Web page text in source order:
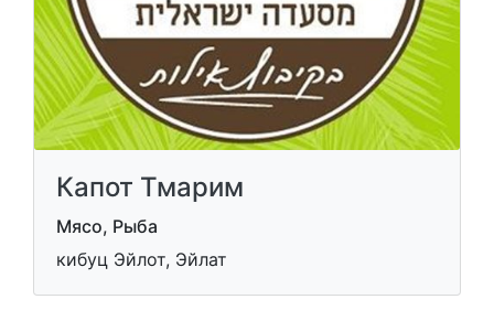
Капот Тмарим
Мясо, Рыба
кибуц Эйлот, Эйлат